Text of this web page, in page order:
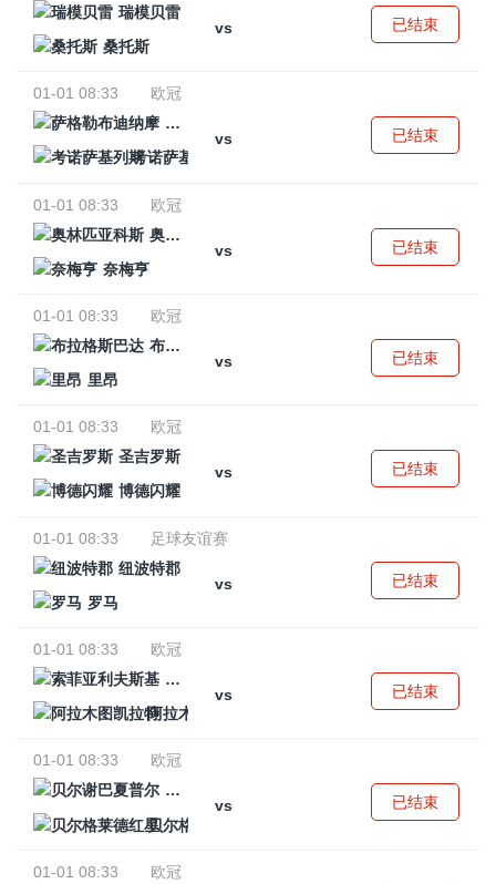
瑞模贝雷
vs
桑托斯
已结束
01-01 08:33
欧冠
萨格勒布迪纳摩
vs
考诺萨基列斯
已结束
01-01 08:33
欧冠
奥林匹亚科斯
vs
奈梅亨
已结束
01-01 08:33
欧冠
布拉格斯巴达
vs
里昂
已结束
01-01 08:33
欧冠
圣吉罗斯
vs
博德闪耀
已结束
01-01 08:33
足球友谊赛
纽波特郡
vs
罗马
已结束
01-01 08:33
欧冠
索菲亚利夫斯基
vs
阿拉木图凯拉特
已结束
01-01 08:33
欧冠
贝尔谢巴夏普尔
vs
贝尔格莱德红星
已结束
01-01 08:33
欧冠